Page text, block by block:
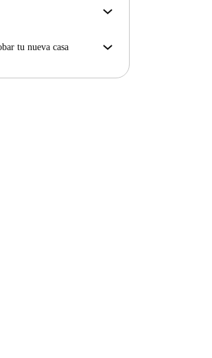
entrada, Spotahome A) te
nueva casa o B) te hará
tu nueva casa